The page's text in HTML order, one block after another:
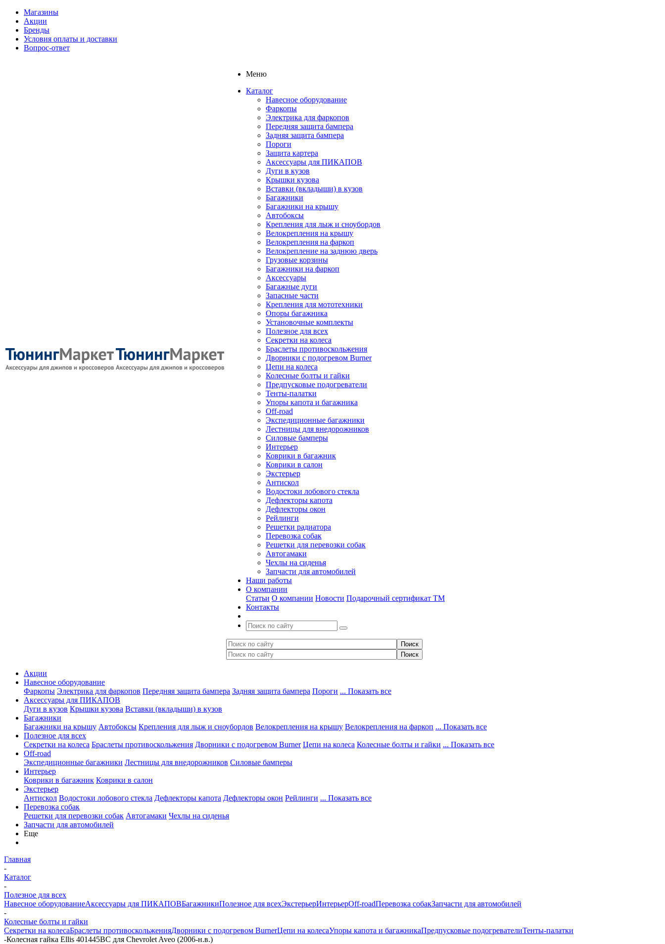
Магазины
Акции
Бренды
Условия оплаты и доставки
Вопрос-ответ
Меню
Каталог
Навесное оборудование
Фаркопы
Электрика для фаркопов
Передняя защита бампера
Задняя защита бампера
Пороги
Защита картера
Аксессуары для ПИКАПОВ
Дуги в кузов
Крышки кузова
Вставки (вкладыши) в кузов
Багажники
Багажники на крышу
Автобоксы
Крепления для лыж и сноубордов
Велокрепления на крышу
Велокрепления на фаркоп
Велокрепление на заднюю дверь
Грузовые корзины
Багажники на фаркоп
Аксессуары
Багажные дуги
Запасные части
Крепления для мототехники
Опоры багажника
Установочные комплекты
Полезное для всех
Секретки на колеса
Браслеты противоскольжения
Дворники с подогревом Burner
Цепи на колеса
Колесные болты и гайки
Предпусковые подогреватели
Тенты-палатки
Упоры капота и багажника
Off-road
Экспедиционные багажники
Лестницы для внедорожников
Силовые бамперы
Интерьер
Коврики в багажник
Коврики в салон
Экстерьер
Антискол
Водостоки лобового стекла
Дефлекторы капота
Дефлекторы окон
Рейлинги
Решетки радиатора
Перевозка собак
Решетки для перевозки собак
Автогамаки
Чехлы на сиденья
Запчасти для автомобилей
Наши работы
О компании
Статьи О компании Новости Подарочный сертификат ТМ
Контакты
Акции
Навесное оборудование
Фаркопы Электрика для фаркопов Передняя защита бампера Задняя защита бампера Пороги ... Показать все
Аксессуары для ПИКАПОВ
Дуги в кузов Крышки кузова Вставки (вкладыши) в кузов
Багажники
Багажники на крышу Автобоксы Крепления для лыж и сноубордов Велокрепления на крышу Велокрепления на фаркоп ... Показать все
Полезное для всех
Секретки на колеса Браслеты противоскольжения Дворники с подогревом Burner Цепи на колеса Колесные болты и гайки ... Показать все
Off-road
Экспедиционные багажники Лестницы для внедорожников Силовые бамперы
Интерьер
Коврики в багажник Коврики в салон
Экстерьер
Антискол Водостоки лобового стекла Дефлекторы капота Дефлекторы окон Рейлинги ... Показать все
Перевозка собак
Решетки для перевозки собак Автогамаки Чехлы на сиденья
Запчасти для автомобилей
Еще
Главная
-
Каталог
-
Полезное для всех
Навесное оборудованиеАксессуары для ПИКАПОВБагажникиПолезное для всехЭкстерьерИнтерьерOff-roadПеревозка собакЗапчасти для автомобилей
-
Колесные болты и гайки
Секретки на колесаБраслеты противоскольженияДворники с подогревом BurnerЦепи на колесаУпоры капота и багажникаПредпусковые подогревателиТенты-палатки
-Колесная гайка Ellis 401445BC для Chevrolet Aveo (2006-н.в.)